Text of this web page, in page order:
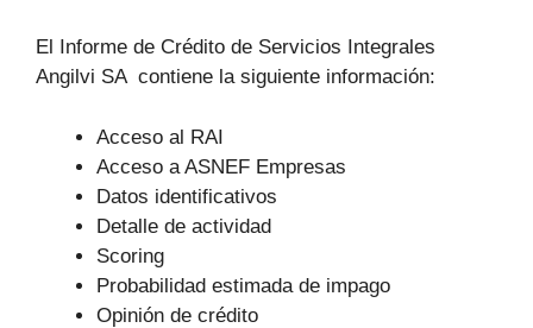
El Informe de Crédito de Servicios Integrales
Angilvi SA contiene la siguiente información:
Acceso al RAI
Acceso a ASNEF Empresas
Datos identificativos
Detalle de actividad
Scoring
Probabilidad estimada de impago
Opinión de crédito